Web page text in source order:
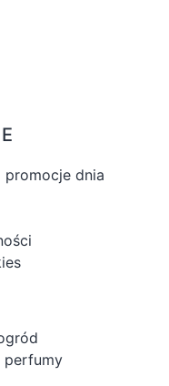
promocje dnia
perfumy